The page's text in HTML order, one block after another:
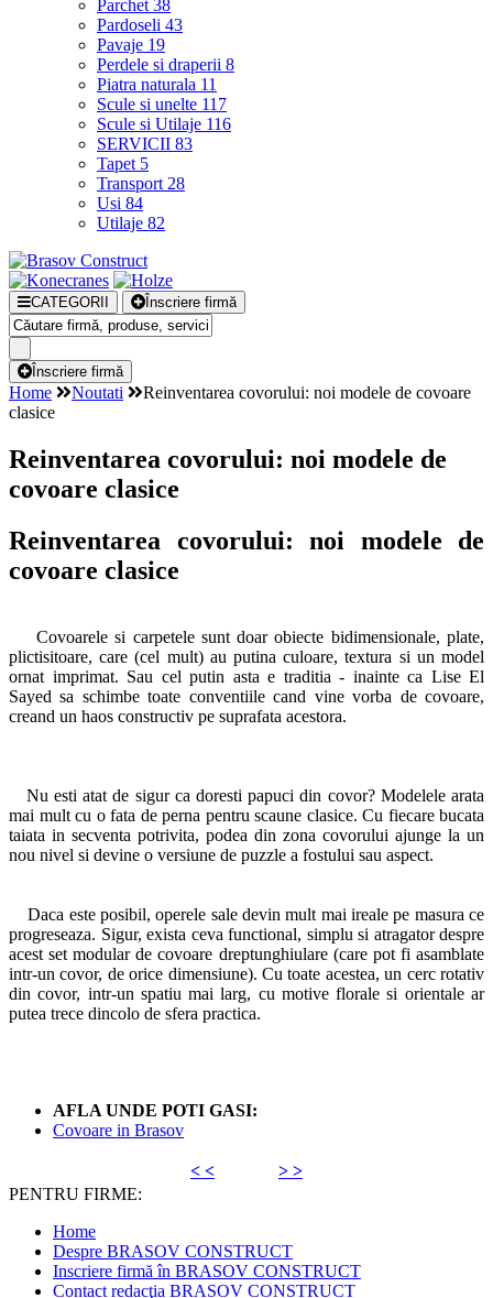
Parchet 38
Pardoseli 43
Pavaje 19
Perdele si draperii 8
Piatra naturala 11
Scule si unelte 117
Scule si Utilaje 116
SERVICII 83
Tapet 5
Transport 28
Usi 84
Utilaje 82
CATEGORII Înscriere firmă
Înscriere firmă
Home Noutati
Reinventarea covorului: noi modele de covoare
clasice
Reinventarea covorului: noi modele de
covoare clasice
Reinventarea covorului: noi modele de
covoare clasice
Covoarele si carpetele sunt doar obiecte bidimensionale, plate,
plictisitoare, care (cel mult) au putina culoare, textura si un model
ornat imprimat. Sau cel putin asta e traditia - inainte ca Lise El
Sayed sa schimbe toate conventiile cand vine vorba de covoare,
creand un haos constructiv pe suprafata acestora.
Nu esti atat de sigur ca doresti papuci din covor? Modelele arata
mai mult cu o fata de perna pentru scaune clasice. Cu fiecare bucata
taiata in secventa potrivita, podea din zona covorului ajunge la un
nou nivel si devine o versiune de puzzle a fostului sau aspect.
Daca este posibil, operele sale devin mult mai ireale pe masura ce
progreseaza. Sigur, exista ceva functional, simplu si atragator despre
acest set modular de covoare dreptunghiulare (care pot fi asamblate
intr-un covor, de orice dimensiune). Cu toate acestea, un cerc rotativ
din covor, intr-un spatiu mai larg, cu motive florale si orientale ar
putea trece dincolo de sfera practica.
AFLA UNDE POTI GASI:
Covoare in Brasov
< <
> >
PENTRU FIRME:
Home
Despre BRASOV CONSTRUCT
Inscriere firmă în BRASOV CONSTRUCT
Contact redacţia BRASOV CONSTRUCT